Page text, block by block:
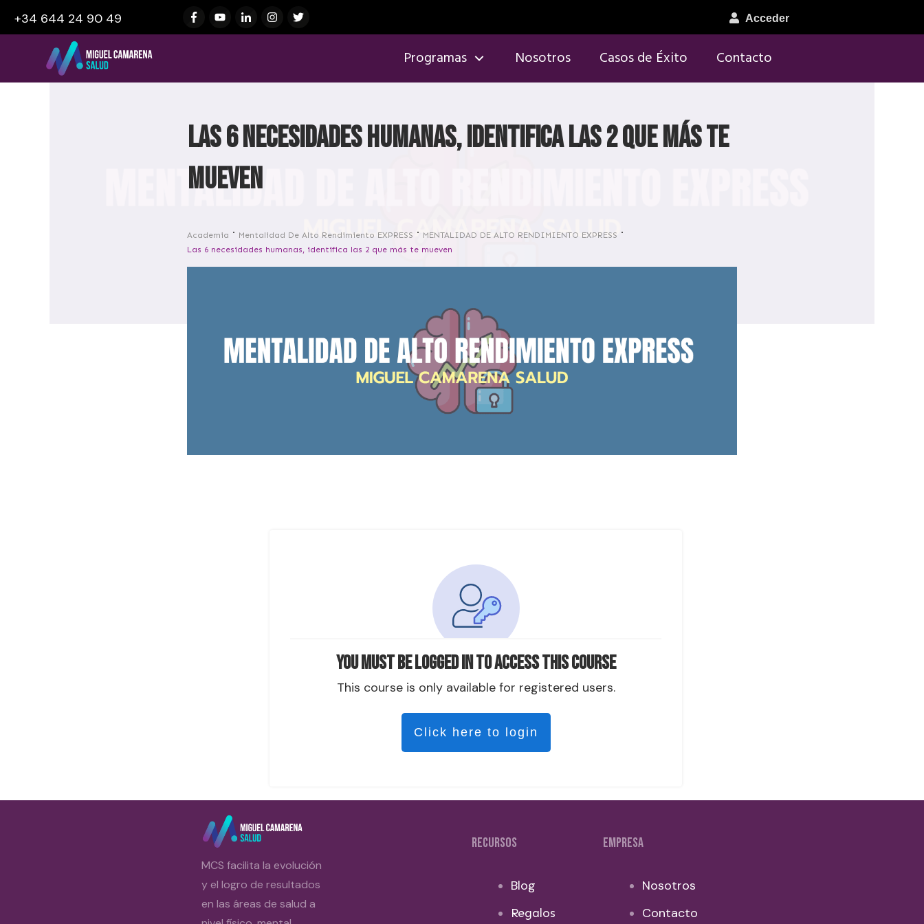
+34 644 24 90 49 Acceder
Programas Nosotros Casos de Éxito Contacto
Las 6 necesidades humanas, identifica las 2 que más te
mueven
Academia Mentalidad De Alto Rendimiento EXPRESS
MENTALIDAD DE ALTO RENDIMIENTO EXPRESS
Las 6 necesidades humanas, identifica las 2 que más te mueven
You must be logged in to access this course
This course is only available for registered users.
Click here to login
MCS facilita la evolución
y el logro de resultados
en las áreas de salud a
RECURSOS
Blog
Regalos
EMPRESA
Nosotros
Contacto